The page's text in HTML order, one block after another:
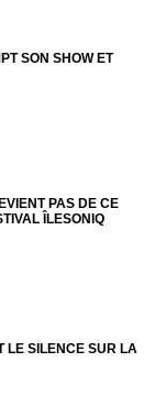
SON SHOW ET
PAS DE CE
ÎLESONIQ
LE SILENCE SUR LA